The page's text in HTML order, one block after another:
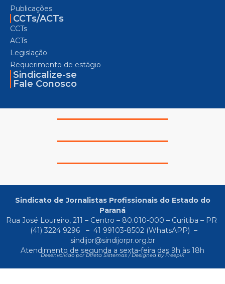
Publicações
CCTs/ACTs
CCTs
ACTs
Legislação
Requerimento de estágio
Sindicalize-se
Fale Conosco
Sindicato de Jornalistas Profissionais do Estado do
Paraná
Rua José Loureiro, 211 – Centro – 80.010-000 – Curitiba – PR
(41) 3224 9296
– 41 99103-8502(WhatsAPP) –
sindijor@sindijorpr.org.br
Atendimento de segunda a sexta-feira das 9h às 18h
Desenvolvido por Direta Sistemas /Designed by Freepik